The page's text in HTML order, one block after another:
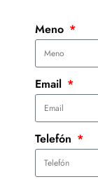
Meno
Email
Telefón